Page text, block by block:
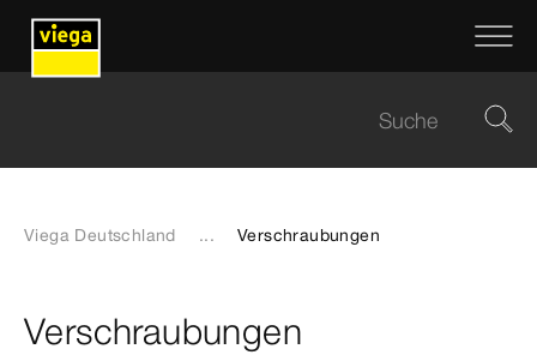
Viega Deutschland ... Verschraubungen
Verschraubungen